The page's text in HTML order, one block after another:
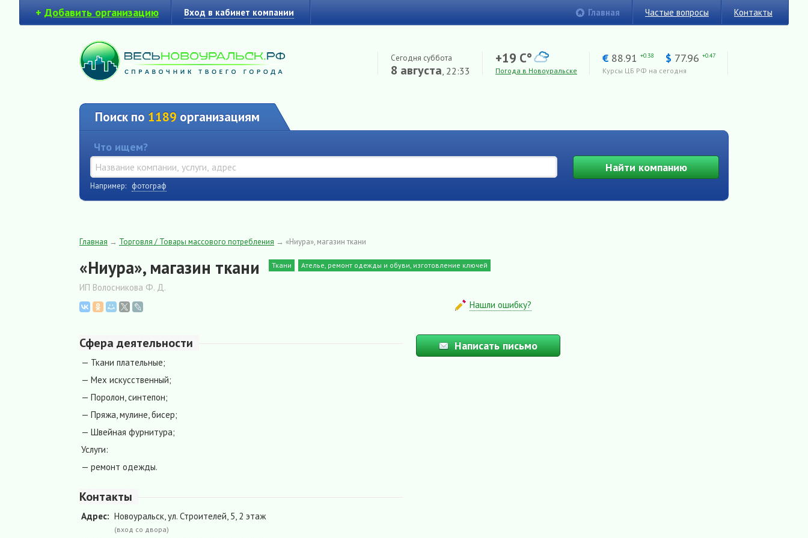
+ Добавить организацию Вход в кабинет компании Главная Частые вопросы Контакты
Сегодня суббота
8 августа, 22:33
+19 C°
Погода в Новоуральске
€ 88.91 +0.38 $ 77.96 +0.47
Курсы ЦБ РФ на сегодня
Поиск по 1189 организациям
Что ищем?
Найтикомпанию
Например: фотограф
Главная → Торговля / Товары массового потребления → «Ниура», магазин ткани
«Ниура», магазин ткани Ткани Ателье, ремонт одежды и обуви, изготовление ключей
ИП Волосникова Ф. Д.
Нашли ошибку?
Сфера деятельности
— Ткани плательные;
— Мех искусственный;
— Поролон, синтепон;
— Пряжа, мулине, бисер;
— Швейная фурнитура;
Услуги:
— ремонт одежды.
Контакты
Адрес: Новоуральск, ул. Строителей, 5, 2 этаж
(вход со двора)
Написать письмо